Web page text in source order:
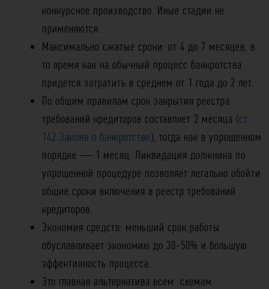
конкурсное производство. Иные стадии не
применяются.
Максимально сжатые сроки: от 4 до 7 месяцев, в
то время как на обычный процесс банкротства
придется затратить в среднем от 1 года до 2 лет.
По общим правилам срок закрытия реестра
требований кредиторов составляет 2 месяца (ст.
142 Закона о банкротстве), тогда как в упрощенном
порядке — 1 месяц. Ликвидация должника по
упрощенной процедуре позволяет легально обойти
общие сроки включения в реестр требований
кредиторов.
Экономия средств: меньший срок работы
обуславливает экономию до 30-50% и большую
эффективность процесса.
Это главная альтернатива всем схемам